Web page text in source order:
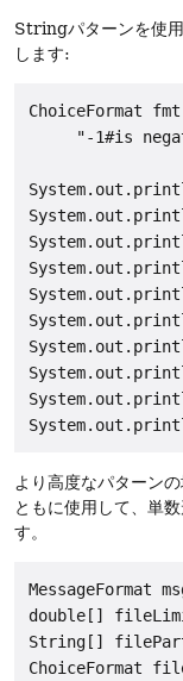
Stringパターンを使
します:
ChoiceFormat
"-1#is
より高度なパターンの
ともに使用して、単
す。
MessageFormat
double[]
String[]
ChoiceFormat